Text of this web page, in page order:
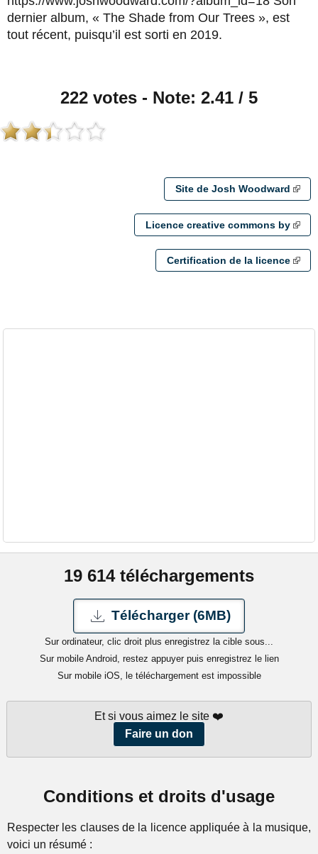
dernier album, « The Shade from Our Trees », est
tout récent, puisqu’il est sorti en 2019.
222 votes - Note: 2.41 / 5
Site de Josh Woodward
Licence creative commons by
Certification de la licence
19 614 téléchargements
Télécharger (6MB)
Sur ordinateur, clic droit plus enregistrez la cible sous...
Sur mobile Android, restez appuyer puis enregistrez le lien
Sur mobile iOS, le téléchargement est impossible
Et si vous aimez le site ❤️
Faire un don
Conditions et droits d'usage
Respecter les clauses de la licence appliquée à la musique,
voici un résumé :